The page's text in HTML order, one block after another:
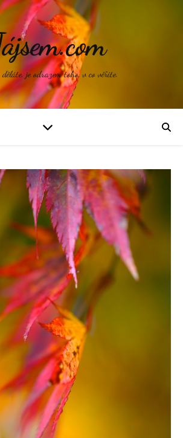
děláte, je odrazem toho, v co věříte.